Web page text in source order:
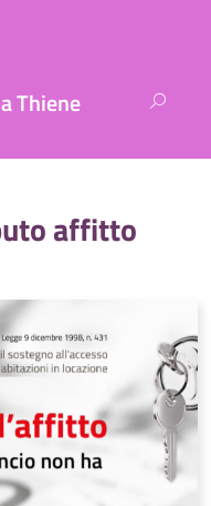
Thiene
per:
affitto